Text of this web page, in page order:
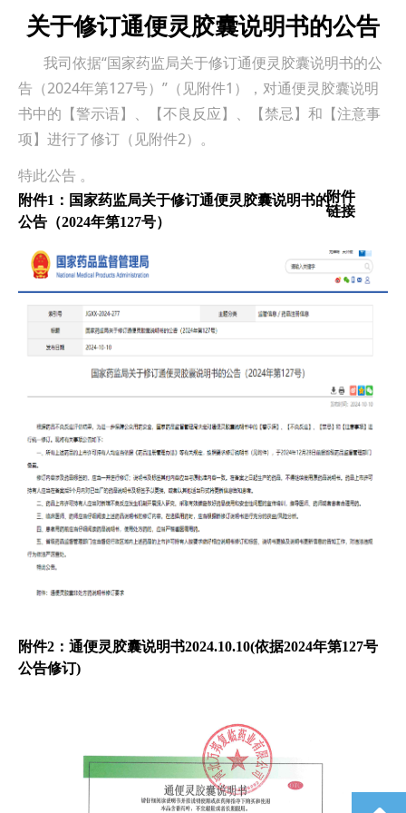
关于修订通便灵胶囊说明书的公告
我司依据“国家药监局关于修订通便灵胶囊说明书的公
告（2024年第127号）”（见附件1），对通便灵胶囊说明
书中的【警示语】、【不良反应】、【禁忌】和【注意事
项】进行了修订（见附件2）。
特此公告 。
附件1：国家药监局关于修订通便灵胶囊说明书的
公告（2024年第127号）
附件
链接
附件2：通便灵胶囊说明书2024.10.10(依据2024年第127号
公告修订)